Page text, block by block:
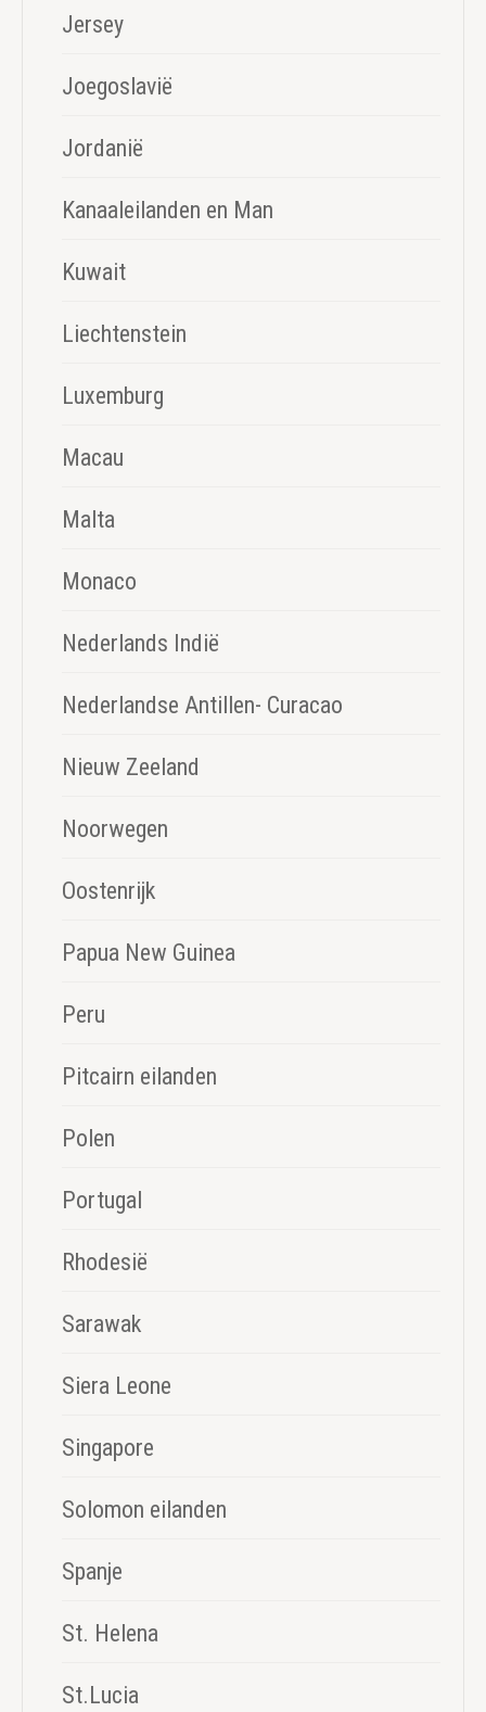
Jersey
Joegoslavië
Jordanië
Kanaaleilanden en Man
Kuwait
Liechtenstein
Luxemburg
Macau
Malta
Monaco
Nederlands Indië
Nederlandse Antillen- Curacao
Nieuw Zeeland
Noorwegen
Oostenrijk
Papua New Guinea
Peru
Pitcairn eilanden
Polen
Portugal
Rhodesië
Sarawak
Siera Leone
Singapore
Solomon eilanden
Spanje
St. Helena
St.Lucia